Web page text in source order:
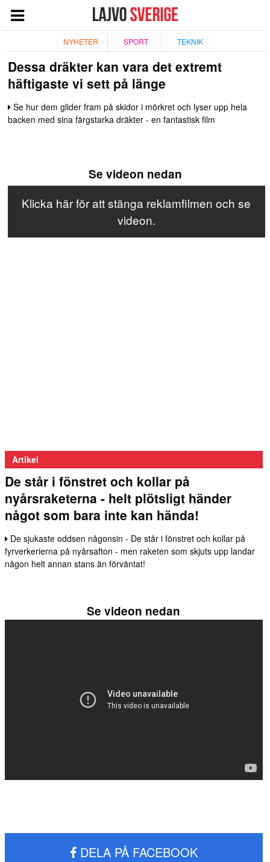
NYHETER SPORT TEKNIK
NYHETER
NÖJE
TV
SPORT
Dessa dräkter kan vara det extremt
häftigaste vi sett på länge
Se hur dem glider fram på skidor i mörkret och lyser upp hela
backen med sina färgstarka dräkter - en fantastisk film
Se videon nedan
Klicka här för att stänga reklamfilmen och se
videon.
Artikel
De står i fönstret och kollar på
nyårsraketerna - helt plötsligt händer
något som bara inte kan hända!
De sjukaste oddsen någonsin - De står i fönstret och kollar på
fyrverkerierna på nyårsafton - men raketen som skjuts upp landar
någon helt annan stans än förväntat!
Se videon nedan
DELA PÅ FACEBOOK